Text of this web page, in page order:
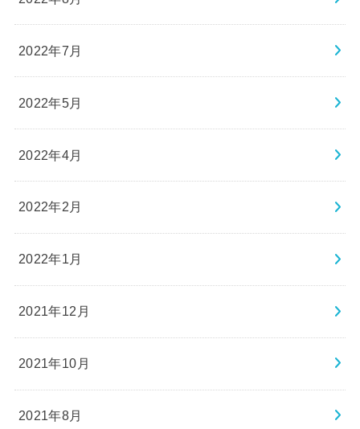
2022年7月
2022年5月
2022年4月
2022年2月
2022年1月
2021年12月
2021年10月
2021年8月